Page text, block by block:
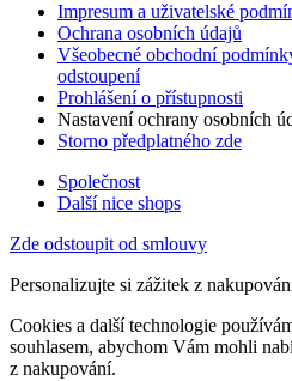
Impresum a uživatelské
Ochrana osobních údajů
Všeobecné obchodní
odstoupení
Prohlášení o přístupnosti
Nastavení ochrany osobních
Storno předplatného zde
Společnost
Další nice shops
Zde odstoupit od smlouvy
Personalizujte si zážitek z
Cookies a další technologie
souhlasem, abychom Vám mohli
z nakupování.